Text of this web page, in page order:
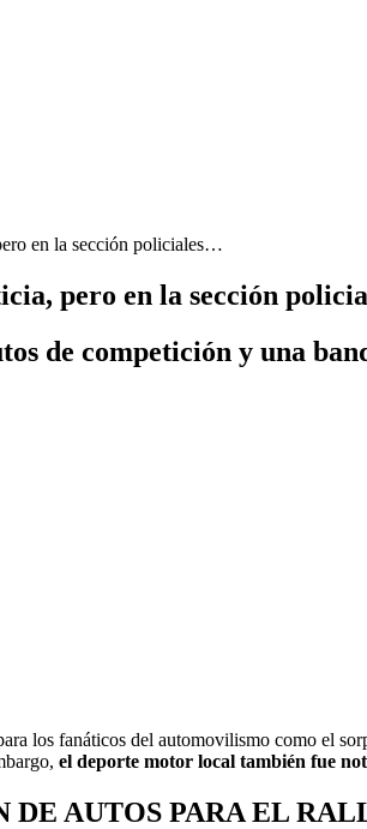
en la sección policiales…
pero en la sección
de competición y una
los fanáticos del automovilismo como el
el deporte motor local también fue
DE AUTOS PARA EL